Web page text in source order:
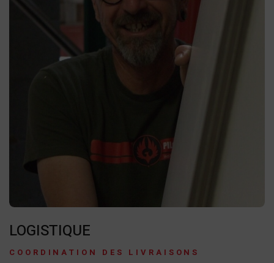
LOGISTIQUE
COORDINATION DES LIVRAISONS